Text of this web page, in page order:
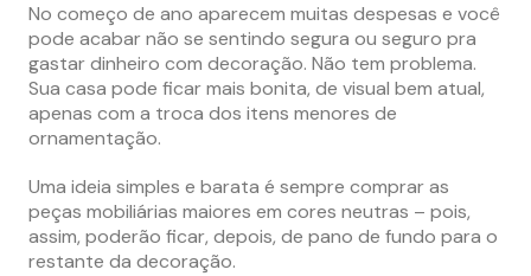
No começo de ano aparecem muitas despesas e você
pode acabar não se sentindo segura ou seguro pra
gastar dinheiro com decoração. Não tem problema.
Sua casa pode ficar mais bonita, de visual bem atual,
apenas com a troca dos itens menores de
ornamentação.
Uma ideia simples e barata é sempre comprar as
peças mobiliárias maiores em cores neutras – pois,
assim, poderão ficar, depois, de pano de fundo para o
restante da decoração.